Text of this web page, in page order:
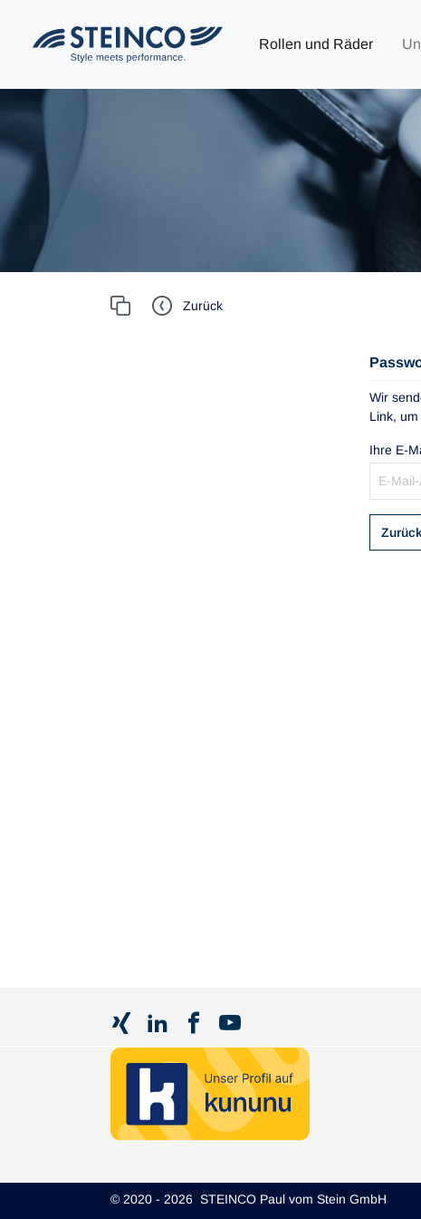
Rollen und Räder
Zurück
Wir
Link,
Ihre E-
Zurück
© 2020 - 2026 STEINCO Paul vom Stein GmbH